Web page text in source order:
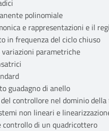
polinomiale
e rappresentazioni e il
in frequenza del ciclo chiuso
parametriche
guadagno di anello
controllore nel dominio della
non lineari e
controllo di un quadricottero